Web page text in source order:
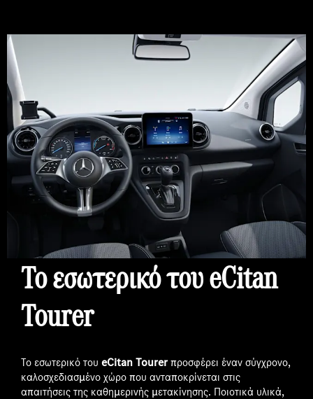
Το εσωτερικό τουeCitan
Tourer
Το εσωτερικό του eCitan Tourerπροσφέρει έναν σύγχρονο,
καλοσχεδιασμένο χώρο που ανταποκρίνεται στις
απαιτήσεις της καθημερινής μετακίνησης. Ποιοτικά υλικά,